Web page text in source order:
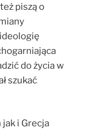
piszą o
do życia w
szukać
i Grecja